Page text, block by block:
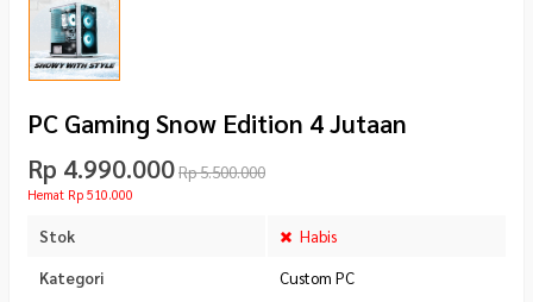
PC Gaming Snow Edition 4 Jutaan
Rp 4.990.000Rp 5.500.000
Hemat Rp 510.000
Stok Habis
Kategori Custom PC